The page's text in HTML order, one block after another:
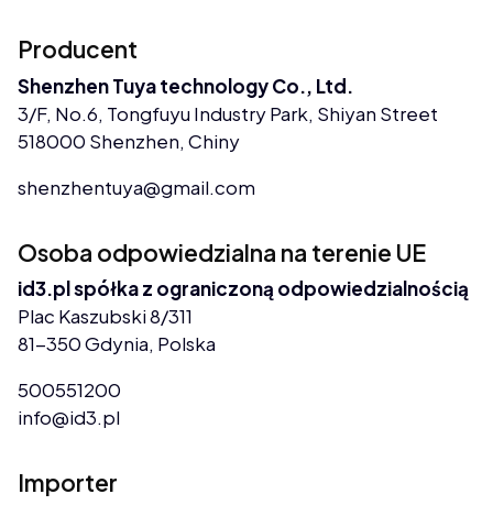
Producent
Shenzhen Tuya technology Co., Ltd.
3/F, No.6, Tongfuyu Industry Park, Shiyan Street
518000 Shenzhen, Chiny
shenzhentuya@gmail.com
Osoba odpowiedzialna na terenie UE
id3.pl spółka z ograniczoną odpowiedzialnością
Plac Kaszubski 8/311
81-350 Gdynia, Polska
500551200
info@id3.pl
Importer